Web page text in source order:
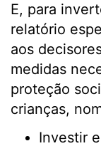
E, para
relatório
aos
medidas
proteção
crianças,
Investir